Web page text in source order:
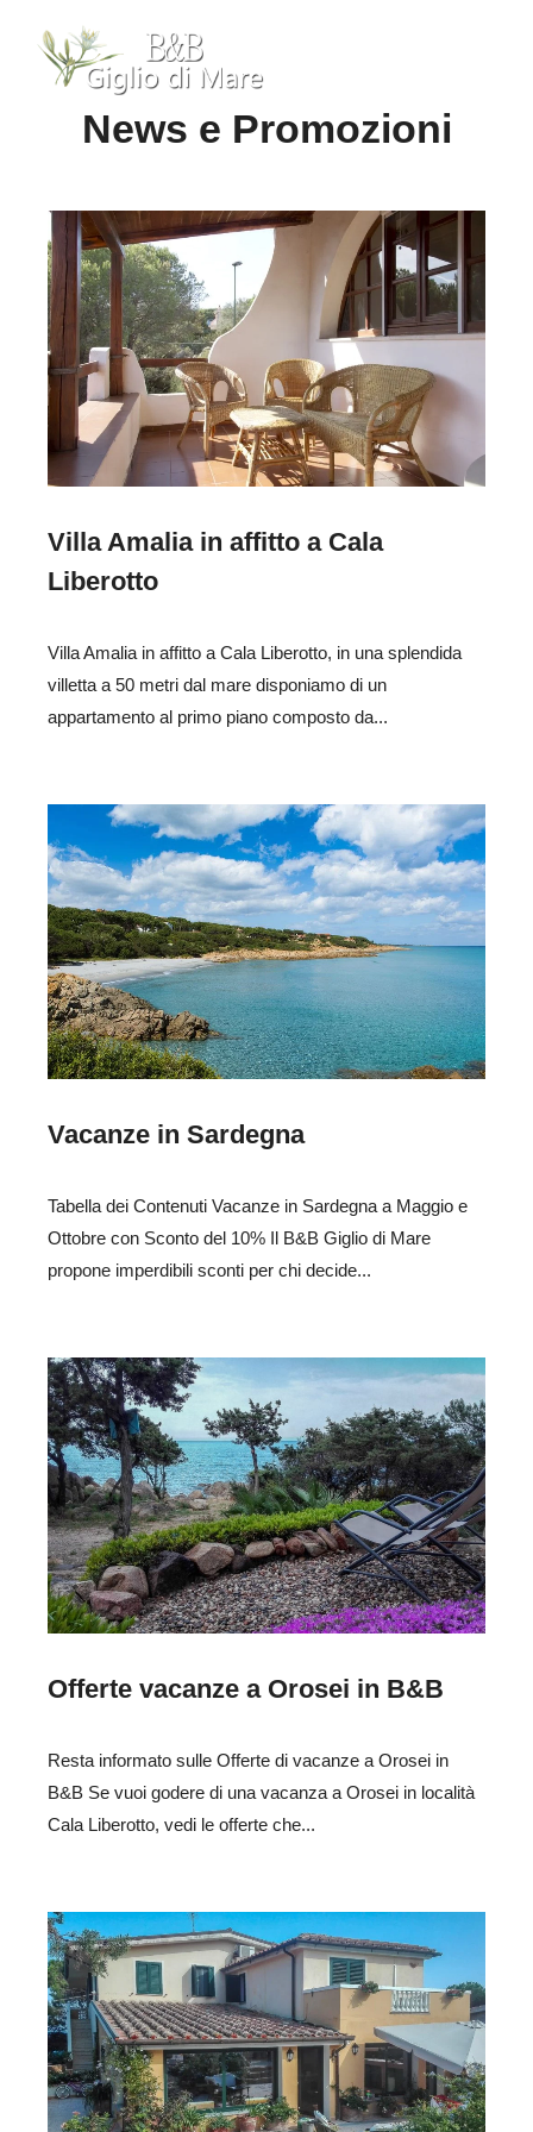
News e Promozioni
Villa Amalia in affitto a Cala
Liberotto
Villa Amalia in affitto a Cala Liberotto, in una splendida
villetta a 50 metri dal mare disponiamo di un
appartamento al primo piano composto da...
Vacanze in Sardegna
Tabella dei Contenuti Vacanze in Sardegna a Maggio e
Ottobre con Sconto del 10% Il B&B Giglio di Mare
propone imperdibili sconti per chi decide...
Offerte vacanze a Orosei in B&B
Resta informato sulle Offerte di vacanze a Orosei in
B&B Se vuoi godere di una vacanza a Orosei in località
Cala Liberotto, vedi le offerte che...